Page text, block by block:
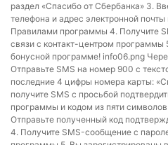
раздел «Спасибо от Сбербанка» 3.
телефона и адрес электронной почты
Правилами программы 4. Получите
связи с контакт-центром программы
бонусной программе! info06.png
Отправьте SMS на номер 900 с
последние 4 цифры номера карты:
получите SMS с просьбой
программы и кодом из пяти
Отправьте полученный код
4. Получите SMS-сообщение с